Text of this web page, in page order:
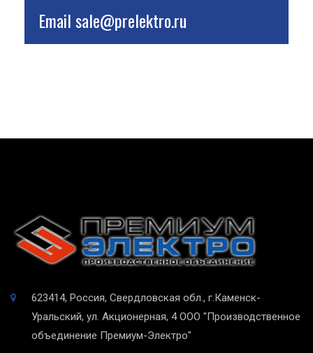
Emailsale@prelektro.ru
623414, Россия, Свердловская обл., г.Каменск-
Уральский, ул. Акционерная, 4 ООО "Производственное
объединение Премиум-Электро"